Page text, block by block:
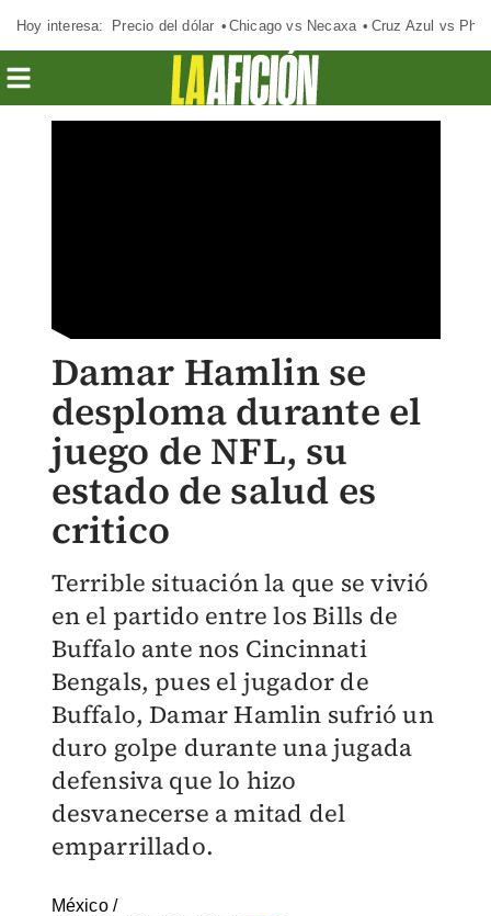
Hoy interesa: Precio del dólar Chicago vs Necaxa Cruz Azul vs
Damar Hamlin se
desploma durante el
juego de NFL, su
estado de salud es
critico
Terrible situación la que se vivió
en el partido entre los Bills de
Buffalo ante nos Cincinnati
Bengals, pues el jugador de
Buffalo, Damar Hamlin sufrió un
duro golpe durante una jugada
defensiva que lo hizo
desvanecerse a mitad del
emparrillado.
México/